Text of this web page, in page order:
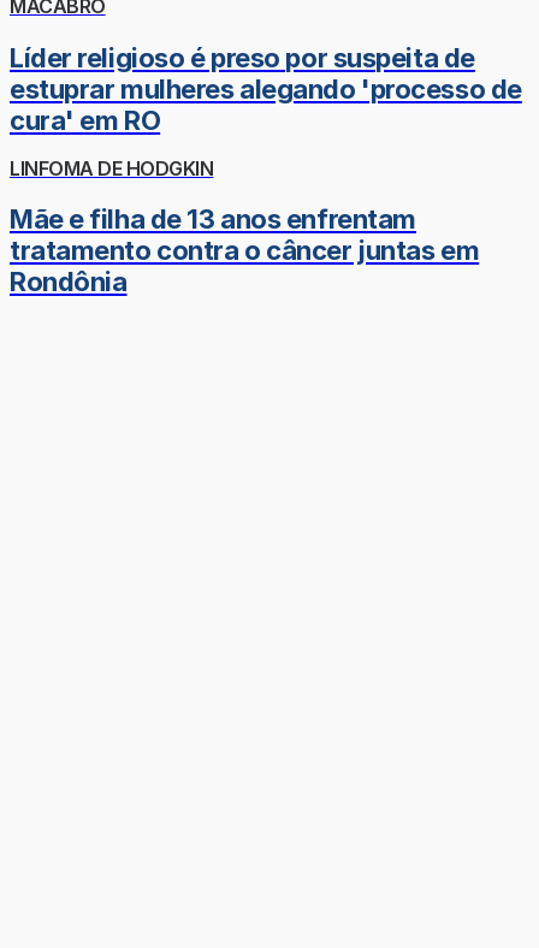
MACABRO
Líder religioso é preso por suspeita de
estuprar mulheres alegando 'processo de
cura' em RO
LINFOMA DE HODGKIN
Mãe e filha de 13 anos enfrentam
tratamento contra o câncer juntas em
Rondônia